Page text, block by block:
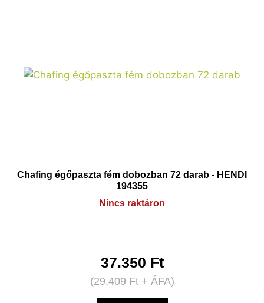
Chafing égőpaszta fém dobozban 72 darab - HENDI
194355
Nincs raktáron
37.350 Ft
(29.409 Ft+ ÁFA)